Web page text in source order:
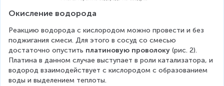
_
2
O
+
Q
Окисление водорода
Реакцию водорода с кислородом можно провести и без
поджигания смеси. Для этого в сосуд со смесью
достаточно опустить платиновую проволоку (рис. 2).
Платина в данном случае выступает в роли катализатора, и
водород взаимодействует с кислородом с образованием
воды и выделением теплоты.